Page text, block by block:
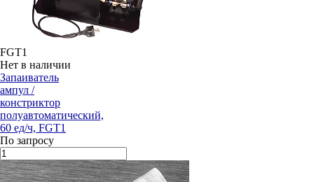
FGT1
Нет в наличии
Запаиватель
ампул /
констриктор
полуавтоматический,
60 ед/ч, FGT1
По запросу